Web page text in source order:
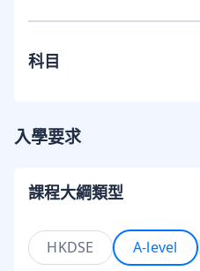
科目
入學要求
課程大綱類型
HKDSE A-level